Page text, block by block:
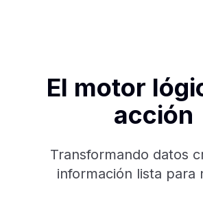
El motor
acción
Transformando datos
información lista para